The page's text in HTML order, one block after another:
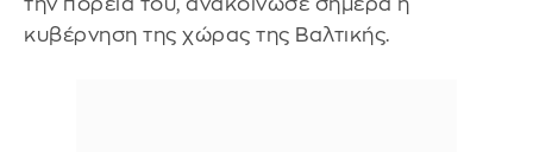
την πορεία του, ανακοίνωσε σήμερα η
κυβέρνηση της χώρας της Βαλτικής.